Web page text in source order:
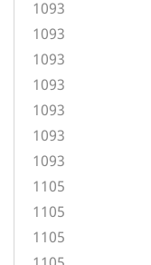
1093
1093
1093
1093
1093
1093
1093
1105
1105
1105